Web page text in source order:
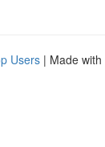
Users | Made with